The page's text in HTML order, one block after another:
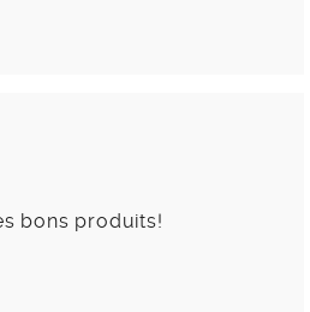
bons produits!